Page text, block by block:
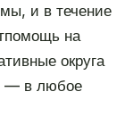
и в течение
на
округа
— в любое